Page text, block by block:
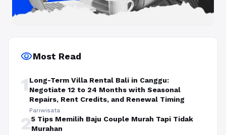
visibilityMost Read
1 Long-Term Villa Rental Bali in Canggu:
Negotiate 12 to 24 Months with Seasonal
Repairs, Rent Credits, and Renewal Timing
Pariwisata
25 Tips Memilih Baju Couple Murah Tapi Tidak
Murahan